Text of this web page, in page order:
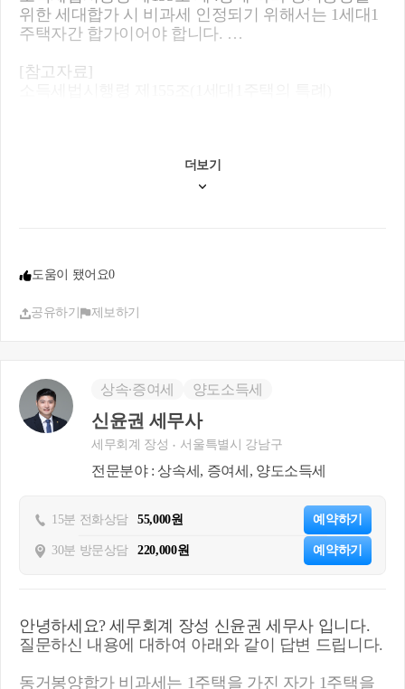
위한 세대합가 시 비과세 인정되기 위해서는 1세대1
주택자간 합가이어야 합니다.
[참고자료]
하기 위하여 세대를 합침으로써 1세대가 2주택을 보
유하게 되는 경우 합친 날부터 10년 이내에 먼저 양
한 사람이 60세 미만인 경우
같은 호 나목2) 또는 같은 호 마목에 따른 요양급여를
더보기
도움이 됐어요0
공유하기 제보하기
상속∙증여세 양도소득세
신윤권 세무사
세무회계 장성 서울특별시 강남구
전문분야 : 상속세, 증여세, 양도소득세
15분 전화상담 55,000원 예약하기
30분 방문상담 220,000원 예약하기
안녕하세요? 세무회계 장성 신윤권 세무사 입니다.
질문하신 내용에 대하여 아래와 같이 답변 드립니다.
동거봉양합가 비과세는 1주택을 가진 자가 1주택을